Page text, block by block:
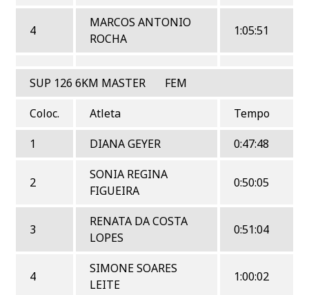
4
MARCOS ANTONIO
ROCHA
1:05:51
SUP 126 6KM MASTER FEM
Coloc.
Atleta
Tempo
1
DIANA GEYER 0:47:48
2
SONIA REGINA
FIGUEIRA
0:50:05
3
RENATA DA COSTA
LOPES
0:51:04
4
SIMONE SOARES
LEITE
1:00:02